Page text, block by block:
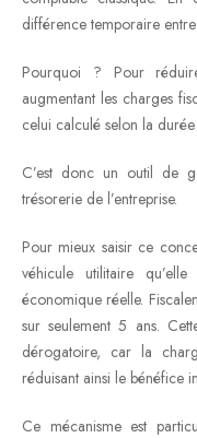
différence temporaire
Pourquoi ? Pour
augmentant les charges
celui calculé selon la
C’est donc un outil de
trésorerie de l’entreprise.
Pour mieux saisir ce
véhicule utilitaire
économique réelle.
sur seulement 5 ans.
dérogatoire, car la
réduisant ainsi le bénéfice
Ce mécanisme est